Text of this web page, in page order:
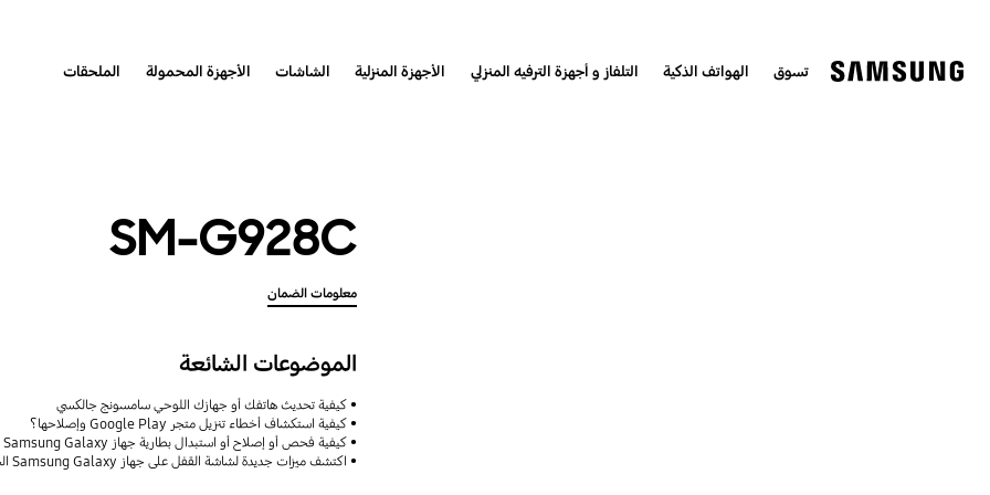
تسوق الهواتف الذكية التلفاز و أجهزة الترفيه المنزلي الأجهزة المنزلية الشاشات الأجهزة المحمولة الملحقات
SM-G928C
معلومات الضمان
الموضوعات الشائعة
كيفية تحديث هاتفك أو جهازك اللوحي سامسونج جالكسي
كيفية استكشاف أخطاء تنزيل متجر Google Play وإصلاحها؟
كيفية فحص أو إصلاح أو استبدال بطارية جهاز Samsung Galaxy
اكتشف ميزات جديدة لشاشة القفل على جهاز Samsung Galaxy الخاص بك